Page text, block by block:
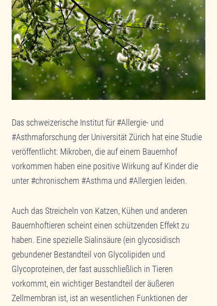
Das schweizerische Institut für #Allergie- und
#Asthmaforschung der Universität Zürich hat eine Studie
veröffentlicht: Mikroben, die auf einem Bauernhof
vorkommen haben eine positive Wirkung auf Kinder die
unter #chronischem #Asthma und #Allergien leiden.
Auch das Streicheln von Katzen, Kühen und anderen
Bauernhoftieren scheint einen schützenden Effekt zu
haben. Eine spezielle Sialinsäure (ein glycosidisch
gebundener Bestandteil von Glycolipiden und
Glycoproteinen, der fast ausschließlich in Tieren
vorkommt, ein wichtiger Bestandteil der äußeren
Zellmembran ist, ist an wesentlichen Funktionen der